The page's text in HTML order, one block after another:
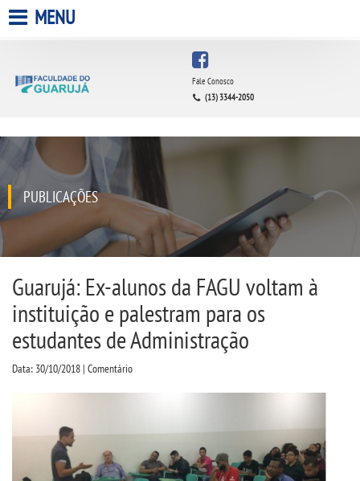
QUEM SOMOS
INFRAESTRUTURA
BIBLIOTECA
CPA
CPSA
CURSOS
MENU
Fale Conosco
(13) 3344-2050
PUBLICAÇÕES
Guarujá: Ex-alunos da FAGU voltam à
instituição e palestram para os
estudantes de Administração
Data: 30/10/2018 | Comentário